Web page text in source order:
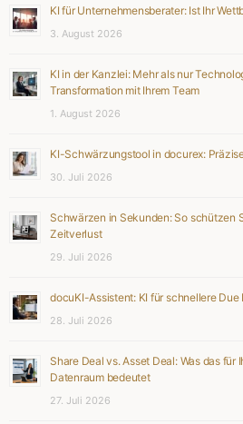
KI für Unternehmensberater: Ist Ihr
3. August 2026
KI in der Kanzlei: Mehr als nur
Transformation mit Ihrem Team
1. August 2026
KI-Schwärzungstool in docurex:
30. Juli 2026
Schwärzen in Sekunden: So schützen
Zeitverlust
29. Juli 2026
docuKI-Assistent: KI für schnellere Due
28. Juli 2026
Share Deal vs. Asset Deal: Was das für
Datenraum bedeutet
27. Juli 2026